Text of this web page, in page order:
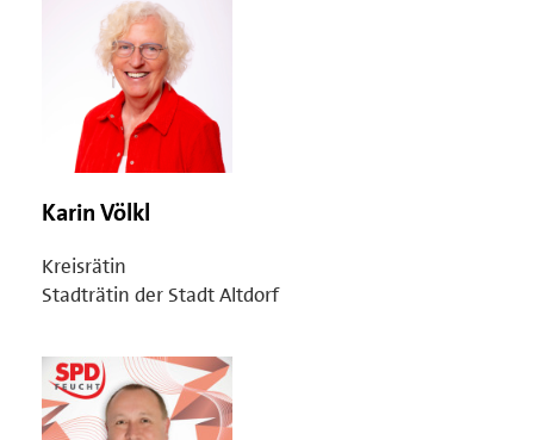
Karin Völkl
Kreisrätin
Stadträtin der Stadt Altdorf